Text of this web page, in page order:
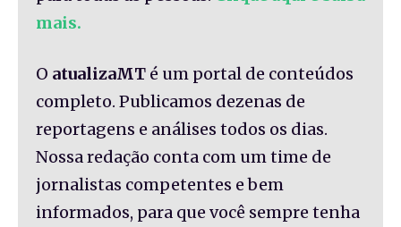
mais.
O atualizaMT é um portal de conteúdos
completo. Publicamos dezenas de
reportagens e análises todos os dias.
Nossa redação conta com um time de
jornalistas competentes e bem
informados, para que você sempre tenha